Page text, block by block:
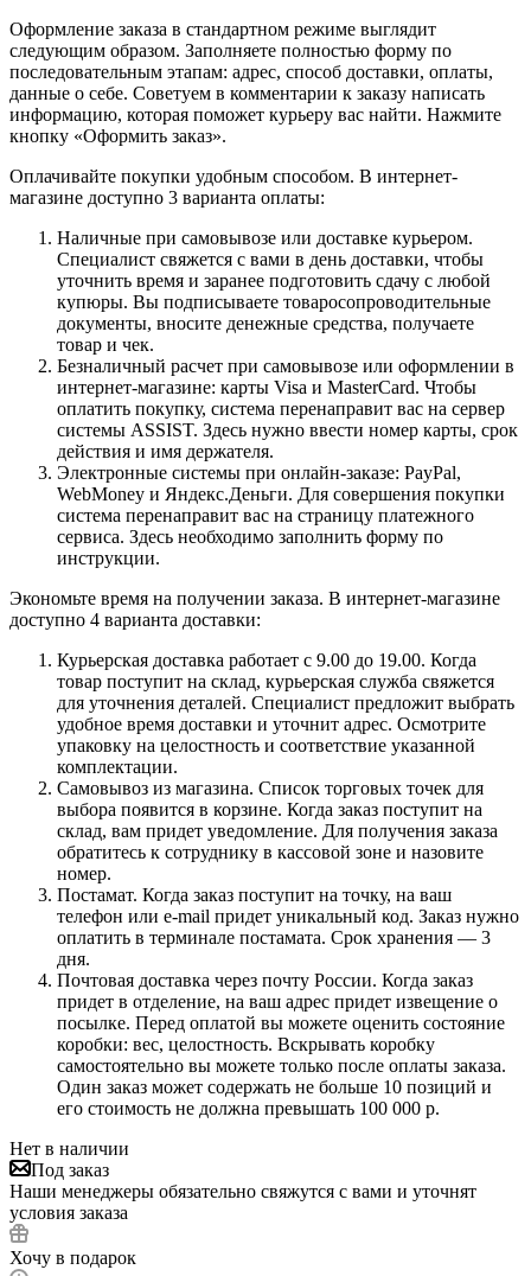
Оформление заказа в стандартном режиме выглядит
следующим образом. Заполняете полностью форму по
последовательным этапам: адрес, способ доставки, оплаты,
данные о себе. Советуем в комментарии к заказу написать
информацию, которая поможет курьеру вас найти. Нажмите
кнопку «Оформить заказ».
Оплачивайте покупки удобным способом. В интернет-
магазине доступно 3 варианта оплаты:
Наличные при самовывозе или доставке курьером.
Специалист свяжется с вами в день доставки, чтобы
уточнить время и заранее подготовить сдачу с любой
купюры. Вы подписываете товаросопроводительные
документы, вносите денежные средства, получаете
товар и чек.
Безналичный расчет при самовывозе или оформлении в
интернет-магазине: карты Visa и MasterCard. Чтобы
оплатить покупку, система перенаправит вас на сервер
системы ASSIST. Здесь нужно ввести номер карты, срок
действия и имя держателя.
Электронные системы при онлайн-заказе: PayPal,
WebMoney и Яндекс.Деньги. Для совершения покупки
система перенаправит вас на страницу платежного
сервиса. Здесь необходимо заполнить форму по
инструкции.
Экономьте время на получении заказа. В интернет-магазине
доступно 4 варианта доставки:
Курьерская доставка работает с 9.00 до 19.00. Когда
товар поступит на склад, курьерская служба свяжется
для уточнения деталей. Специалист предложит выбрать
удобное время доставки и уточнит адрес. Осмотрите
упаковку на целостность и соответствие указанной
комплектации.
Самовывоз из магазина. Список торговых точек для
выбора появится в корзине. Когда заказ поступит на
склад, вам придет уведомление. Для получения заказа
обратитесь к сотруднику в кассовой зоне и назовите
номер.
Постамат. Когда заказ поступит на точку, на ваш
телефон или e-mail придет уникальный код. Заказ нужно
оплатить в терминале постамата. Срок хранения — 3
дня.
Почтовая доставка через почту России. Когда заказ
придет в отделение, на ваш адрес придет извещение о
посылке. Перед оплатой вы можете оценить состояние
коробки: вес, целостность. Вскрывать коробку
самостоятельно вы можете только после оплаты заказа.
Один заказ может содержать не больше 10 позиций и
его стоимость не должна превышать 100 000 р.
Нет в наличии
Под заказ
Наши менеджеры обязательно свяжутся с вами и уточнят
условия заказа
Хочу в подарок